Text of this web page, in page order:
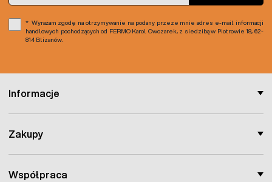
Informacje
Zakupy
Współpraca
Wyrażam zgodę na otrzymywanie na podany przeze mnie adres e-mail informacji
handlowych pochodzących od FERMO Karol Owczarek, z siedzibą w Piotrowie 18, 62-
814 Blizanów.